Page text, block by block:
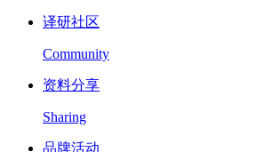
译研社区
Community
资料分享
Sharing
品牌活动